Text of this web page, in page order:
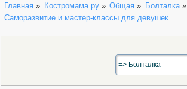
Главная » Костромама.ру» Общая » Болталка»
Саморазвитие и мастер-классы для девушек